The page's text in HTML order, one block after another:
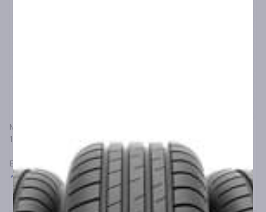
MICHELIN
120/70R17 MICHELIN ANAKEE ADVENTURE 2 58V F TL/TT
ΕΛΑΣΤΙΚΑ ΜΟΤΟΣΥΚΛΕΤΑΣ ΔΡΟΜΟΥ/ΕΚΤΟΣ ΔΡΟΜΟΥ
165,00€